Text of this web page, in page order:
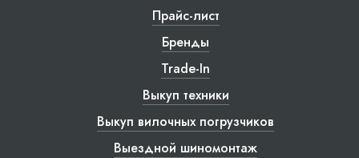
Прайс-лист
Бренды
Trade-In
Выкуп техники
Выкуп вилочных погрузчиков
Выездной шиномонтаж